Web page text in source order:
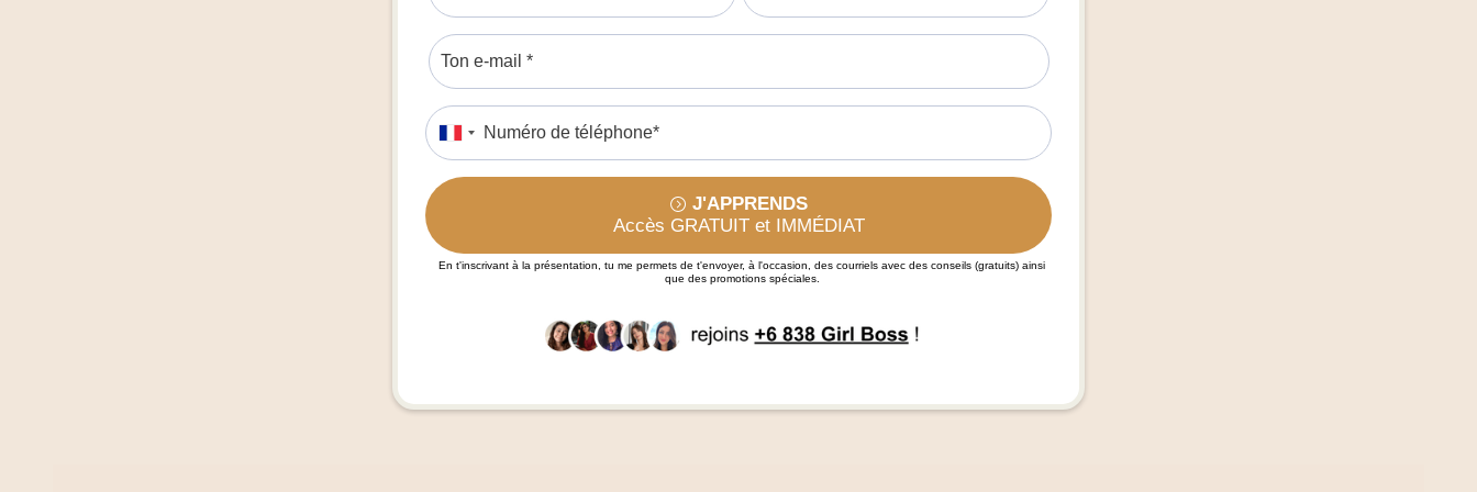
J'APPRENDS
Accès GRATUIT et IMMÉDIAT
En t'inscrivant à la présentation, tu me permets de t'envoyer, à l'occasion, des courriels avec des conseils (gratuits) ainsi
que des promotions spéciales.